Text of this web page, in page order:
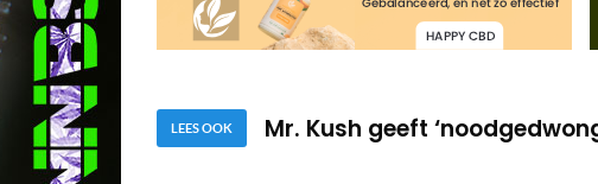
LEES OOK
Mr. Kush oogst z’n
Pendergast z’n wietplanten